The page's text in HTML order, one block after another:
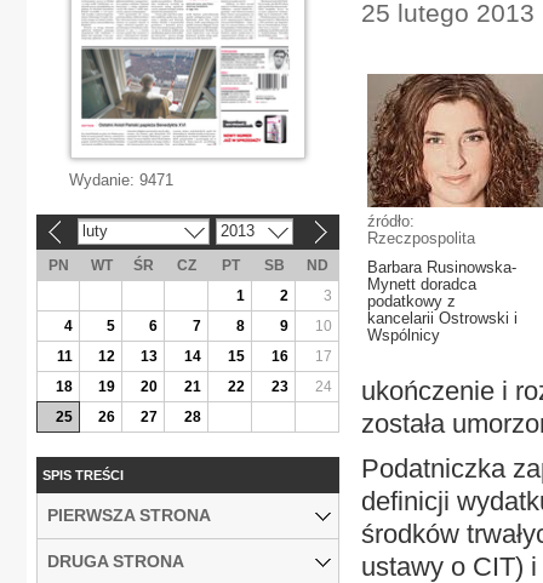
25 lutego
źródło:
Rzeczpospolita
Barbara Rusinowska-
Mynett doradca
podatkowy z
kancelarii Ostrowski i
Wspólnicy
ukończenie i
została
Podatniczka
definicji
środków
ustawy o CIT)
Wydanie: 9471
luty 2013
PN WT ŚR CZ PT SB
ND
1
2
3
4
5 6 7 8 9
10
11
12 13 14 15 16
17
18
19 20 21 22 23
24
25
26 27 28
SPIS TREŚCI
PIERWSZA STRONA
DRUGA STRONA